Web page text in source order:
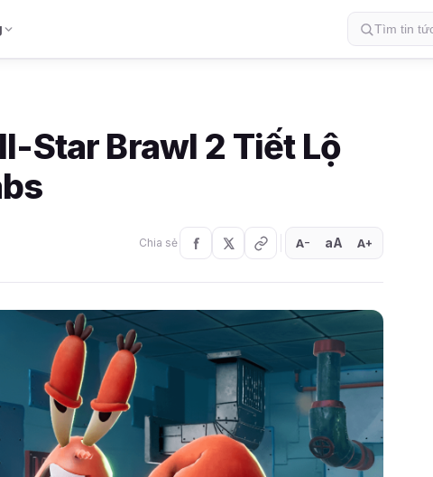
Star Brawl 2 Tiết Lộ
Chia sẻ A− aA A+